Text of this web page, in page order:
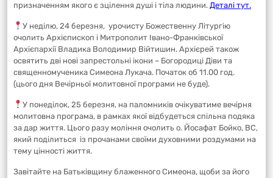
призначенням якого є зцілення душі і тіла людини. Деталі тут.
У неділю, 24 березня, урочисту Божественну Літургію
очолить Архієпископ і Митрополит Івано-Франківської
Архієпархії Владика Володимир Війтишин. Архієрей також
освятить дві нові запрестольні ікони – Богородиці Діви та
священномученика Симеона Лукача. Початок об 11.00 год.
(цього дня Вечірньої молитовної програми не буде).
У понеділок, 25 березня, на паломників очікуватиме вечірня
молитовна програма, в рамках якої відбудеться спільна подяка
за дар життя. Цього разу моління очолить о. Йосафат Бойко, ВС,
який поділиться із прочанами своїми духовними роздумами на
тему цінності життя.
Завітайте на Батьківщину блаженного Симеона, щоби за його